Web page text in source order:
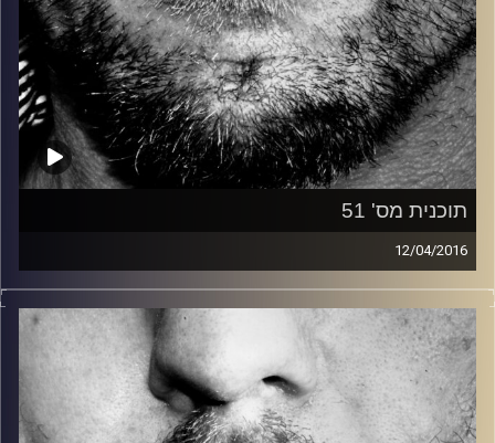
תוכנית מס' 51
12/04/2016
זיפים, מוזיקה מחוספסת של הופעות חיות. הרבה ג'אם, רוק,
בלוז, bluegrass, ג'אז, Fאנק, פרוגרסיב ואפילו אלקטרוניקה.
כל מה שחי, אמיתי ונושם.
עם שמוליק רגב.
קרדיט תמונות: David Goehring